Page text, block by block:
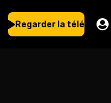
Regarder la télé